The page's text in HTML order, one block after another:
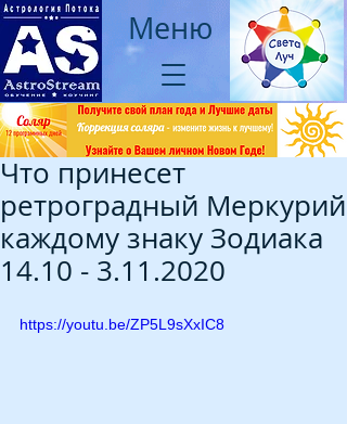
Меню
Что принесет
ретроградный Меркурий
каждому знаку Зодиака
14.10 - 3.11.2020
https://youtu.be/ZP5L9sXxIC8